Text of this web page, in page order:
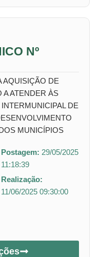
Nº
AQUISIÇÃO DE
ATENDER ÀS
DE
MUNICÍPIOS
Postagem: 29/05/2025
11:18:39
Realização:
11/06/2025 09:30:00